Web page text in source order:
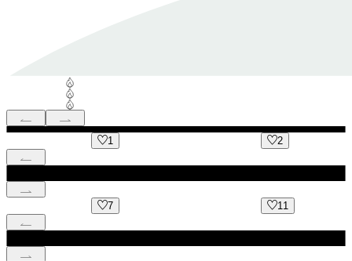
1 2
7 11